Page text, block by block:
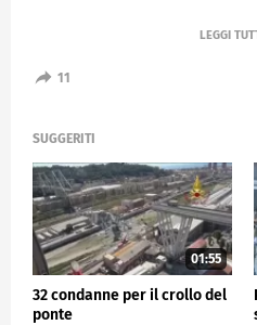
avevo sottoscritto tempo
custodia di quel bene, ma
eventi". Lo ha detto l'ex
Autostrade per l'Italia
con i giornalisti dopo aver
dichiarazioni spontanee al
ponte Morandi.
ESTERI
11
SUGGERITI
01:55
32 condanne per il crollo del
ponte